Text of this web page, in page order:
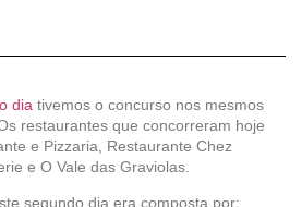
dia tivemos o concurso nos mesmos
restaurantes que concorreram hoje
e Pizzaria, Restaurante Chez
e O Vale das Graviolas.
segundo dia era composta por: